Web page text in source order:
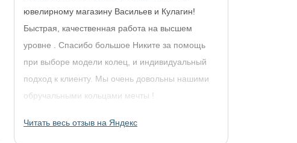
ювелирному магазину Васильев и Кулагин!
Быстрая, качественная работа на высшем
уровне . Спасибо большое Никите за помощь
при выборе модели колец, и индивидуальный
подход к клиенту. Мы очень довольны нашими
обручальными кольцами мечты !
Читать весь отзыв на Яндекс